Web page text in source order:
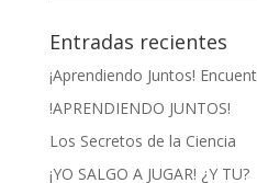
Entradas recientes
¡Aprendiendo Juntos!
!APRENDIENDO JUNTOS!
Los Secretos de la Ciencia
¡YO SALGO A JUGAR! ¿Y TU?